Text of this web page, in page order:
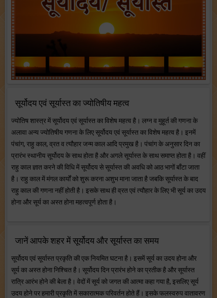
सूर्योदय एवं सूर्यास्त का ज्योतिषीय महत्व
ज्योतिष शास्त्र में सूर्योदय एवं सूर्यास्त का विशेष महत्व है। लग्न व मुहूर्त की गणना के
अलावा अन्य ज्योतिषीय गणना के लिए सूर्योदय एवं सूर्यास्त का विशेष महत्व है। इनमें
पंचांग, राहु काल, व्रत व त्यौहार जन्म काल आदि प्रमुख है। पंचांग के अनुसार दिन का
प्रारंभ स्थानीय सूर्योदय के साथ होता है और अगले सूर्यास्त के साथ समाप्त होता है। वहीं
राहु काल ज्ञात करने की विधि में सूर्योदय से सूर्यास्त की अवधि को आठ भागों बाँटा जाता
है। राहु काल में मंगल कार्यों को शुरू करना अशुभ माना जाता है जबकि सूर्यास्त के बाद
राहु काल की गणना नहीं होती है। इसके साथ ही व्रत एवं त्यौहार के लिए भी सूर्य का उदय
होना और सूर्य का अस्त होना महत्वपूर्ण होता है।
जानें आपके शहर में सूर्योदय और सूर्यास्त का समय
सूर्योदय एवं सूर्यास्त प्रकृति की एक नियमित घटना है। इसमें सूर्य का उदय होना और
सूर्य का अस्त होना निश्चित है। सूर्योदय दिन प्रारंभ होने का प्रतीक है और सूर्यास्त
रात्रि आरंभ होने की बेला है। वेदों में सूर्य को जगत की आत्मा कहा गया है, इसलिए सूर्य
उदय होने पर हमारी प्रकृति में सकारात्मक परिवर्तन होते हैं। इसके फलस्वरुप वातावरण